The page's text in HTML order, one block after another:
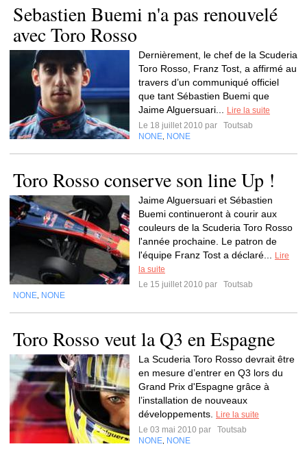
Sebastien Buemi n'a pas renouvelé
avec Toro Rosso
Dernièrement, le chef de la Scuderia
Toro Rosso, Franz Tost, a affirmé au
travers d’un communiqué officiel
que tant Sébastien Buemi que
Jaime Alguersuari...
Lire la suite
Le 18 juillet 2010 par
Toutsab
NONE NONE
Toro Rosso conserve son line Up !
Jaime Alguersuari et Sébastien
Buemi continueront à courir aux
couleurs de la Scuderia Toro Rosso
l'année prochaine. Le patron de
l'équipe Franz Tost a déclaré...
Lire
la suite
Le 15 juillet 2010 par
Toutsab
NONE NONE
Toro Rosso veut la Q3 en Espagne
La Scuderia Toro Rosso devrait être
en mesure d’entrer en Q3 lors du
Grand Prix d'Espagne grâce à
l’installation de nouveaux
développements.
Lire la suite
Le 03 mai 2010 par
Toutsab
NONE NONE